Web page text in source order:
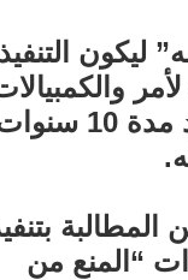
ليكون التنفيذ
عبر المنصات المعتمدة لاكتساب الصفة التنفيذية، وتحديد مدة
“المنع من